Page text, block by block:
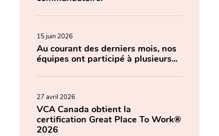
15 juin 2026
Au courant des derniers mois, nos
équipes ont participé à plusieurs...
27 avril 2026
VCA Canada obtient la
certification Great Place To Work®
2026